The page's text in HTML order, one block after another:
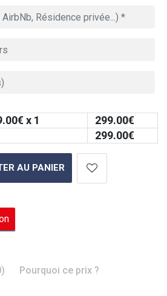
€ x 1 299.00€
299.00€
AU PANIER
Pourquoi ce prix ?